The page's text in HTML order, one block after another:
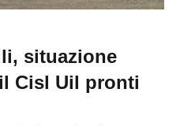
situazione
Cisl Uil pronti